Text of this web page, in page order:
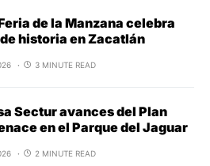
de la Manzana celebra
historia en Zacatlán
3 MINUTE READ
Sectur avances del Plan
en el Parque del Jaguar
2 MINUTE READ